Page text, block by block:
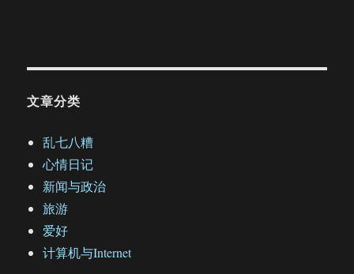
文章分类
乱七八糟
心情日记
新闻与政治
旅游
爱好
计算机与Internet